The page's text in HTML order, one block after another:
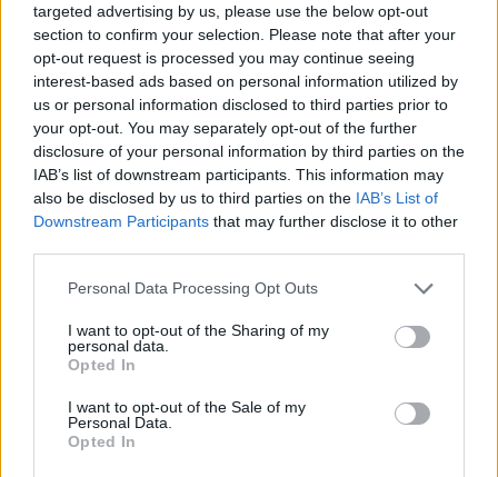
targeted advertising by us, please use the below opt-out
section to confirm your selection. Please note that after your
opt-out request is processed you may continue seeing
interest-based ads based on personal information utilized by
us or personal information disclosed to third parties prior to
your opt-out. You may separately opt-out of the further
disclosure of your personal information by third parties on the
IAB’s list of downstream participants. This information may
also be disclosed by us to third parties on the IAB’s List of
Downstream Participants that may further disclose it to other
Personal Data Processing Opt Outs
I want to opt-out of the Sharing of my
personal data.
Opted In
I want to opt-out of the Sale of my
Personal Data.
Opted In
SMARTPHONE E NON SOLO: TECNOGAZZETTA
LG CHANNELS SUPERA I 5.000 CANALI A LIVELLO
GLOBALE E ARRIVA A 37 PAESI CON IL LANCIO IN
POLONIA